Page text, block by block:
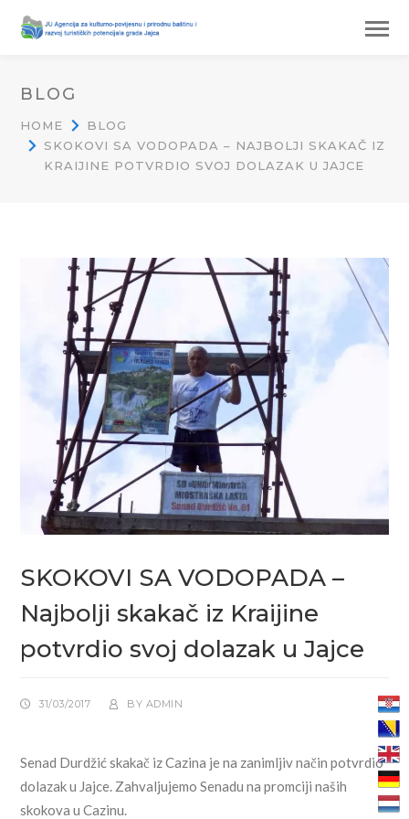
BLOG
HOME
BLOG
SKOKOVI SA VODOPADA – NAJBOLJI SKAKAČ IZ
KRAIJINE POTVRDIO SVOJ DOLAZAK U JAJCE
SKOKOVI SA VODOPADA –
Najbolji skakač iz Kraijine
potvrdio svoj dolazak u Jajce
31/03/2017 BY ADMIN
Senad Durdžić skakač iz Cazina je na zanimljiv način potvrdio
dolazak u Jajce. Zahvaljujemo Senadu na promciji naših
skokova u Cazinu.